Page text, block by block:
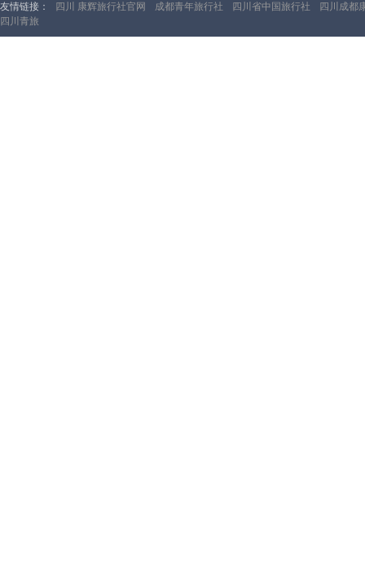
友情链接： 四川 康辉旅行社官网 成都青年旅行社 四川省中国旅行社
四川成都
四川青旅